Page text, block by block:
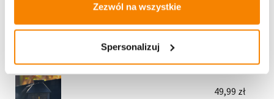
Zezwól na wszystkie
Spersonalizuj
Dodaj do koszyka
Elegancki lampion solarny na pomnik Złoty Krzyż
Książka z migającym"żywym" płomieniem (Czarny)
49,99 zł